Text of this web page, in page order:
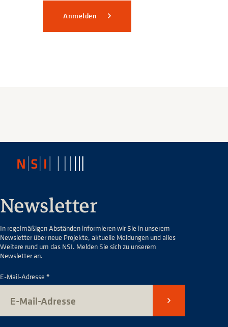
Anmelden
Newsletter
In regelmäßigen Abständen informieren wir Sie in unserem
Newsletter über neue Projekte, aktuelle Meldungen und alles
Weitere rund um das NSI. Melden Sie sich zu unserem
Newsletter an.
E-Mail-Adresse *
Senden